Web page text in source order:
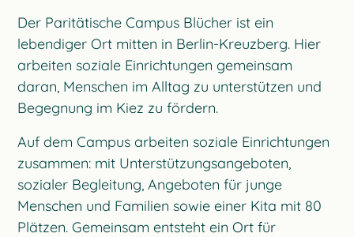
Der Paritätische Campus Blücher ist ein
lebendiger Ort mitten in Berlin-Kreuzberg. Hier
arbeiten soziale Einrichtungen gemeinsam
daran, Menschen im Alltag zu unterstützen und
Begegnung im Kiez zu fördern.
Auf dem Campus arbeiten soziale Einrichtungen
zusammen: mit Unterstützungsangeboten,
sozialer Begleitung, Angeboten für junge
Menschen und Familien sowie einer Kita mit 80
Plätzen. Gemeinsam entsteht ein Ort für